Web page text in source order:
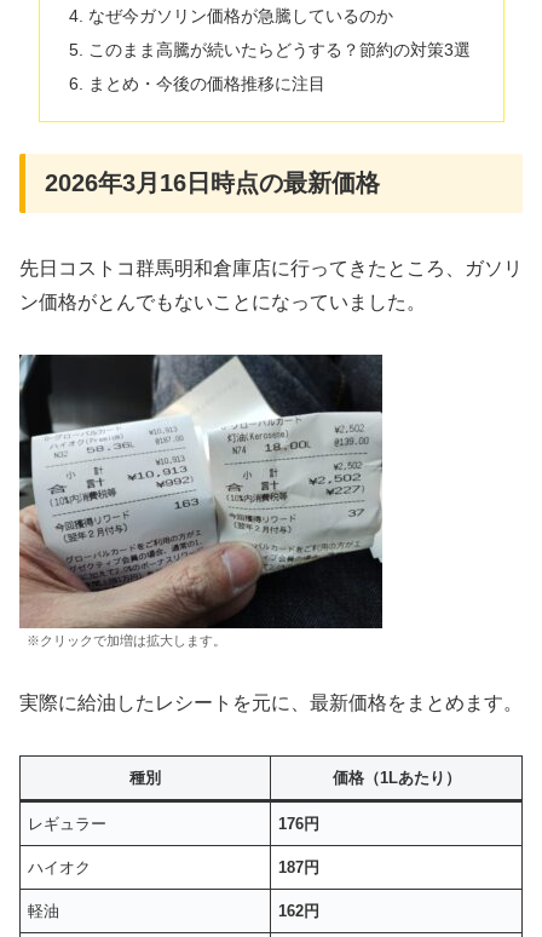
なぜ今ガソリン価格が急騰しているのか
このまま高騰が続いたらどうする？節約の対策3選
まとめ・今後の価格推移に注目
2026年3月16日時点の最新価格
先日コストコ群馬明和倉庫店に行ってきたところ、ガソリ
ン価格がとんでもないことになっていました。
※クリックで加増は拡大します。
実際に給油したレシートを元に、最新価格をまとめます。
種別 価格（1Lあたり）
レギュラー 176円
ハイオク 187円
軽油 162円